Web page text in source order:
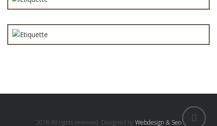
4,50€
2018 All rights reserved. Designed by Webdesign & Seo